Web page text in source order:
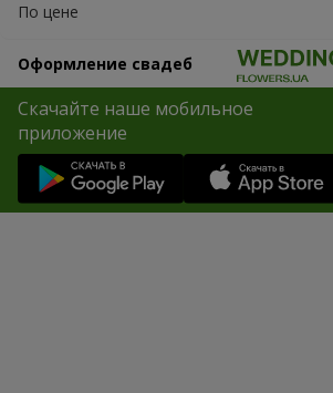
По цене
Оформление свадеб
Скачайте наше мобильное
приложение